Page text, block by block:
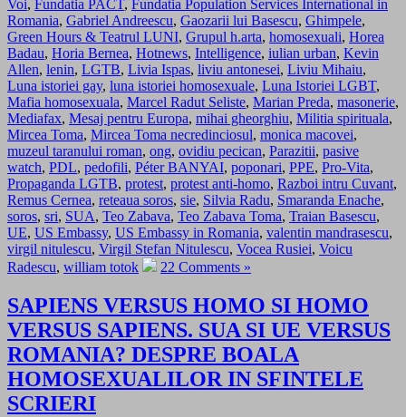
Voi, Fundatia PACT, Fundatia Population Services International in
Romania, Gabriel Andreescu, Gaozarii lui Basescu, Ghimpele,
Green Hours & Teatrul LUNI, Grupul h.arta, homosexuali, Horea
Badau, Horia Bernea, Hotnews, Intelligence, iulian urban, Kevin
Allen, lenin, LGTB, Livia Ispas, liviu antonesei, Liviu Mihaiu,
Luna istoriei gay, luna istoriei homosexuale, Luna Istoriei LGBT,
Mafia homosexuala, Marcel Radut Seliste, Marian Preda, masonerie,
Mediafax, Mesaj pentru Europa, mihai gheorghiu, Militia spirituala,
Mircea Toma, Mircea Toma necredinciosul, monica macovei,
muzeul taranului roman, ong, ovidiu pecican, Parazitii, pasive
watch, PDL, pedofili, Péter BANYAI, poponari, PPE, Pro-Vita,
Propaganda LGTB, protest, protest anti-homo, Razboi intru Cuvant,
Remus Cernea, reteaua soros, sie, Silvia Radu, Smaranda Enache,
soros, sri, SUA, Teo Zabava, Teo Zabava Toma, Traian Basescu,
UE, US Embassy, US Embassy in Romania, valentin mandrasescu,
virgil nitulescu, Virgil Stefan Nitulescu, Vocea Rusiei, Voicu
Radescu, william totok 22 Comments »
SAPIENS VERSUS HOMO SI HOMO
VERSUS SAPIENS. SUA SI UE VERSUS
ROMANIA? DESPRE BOALA
HOMOSEXUALILOR IN SFINTELE
SCRIERI